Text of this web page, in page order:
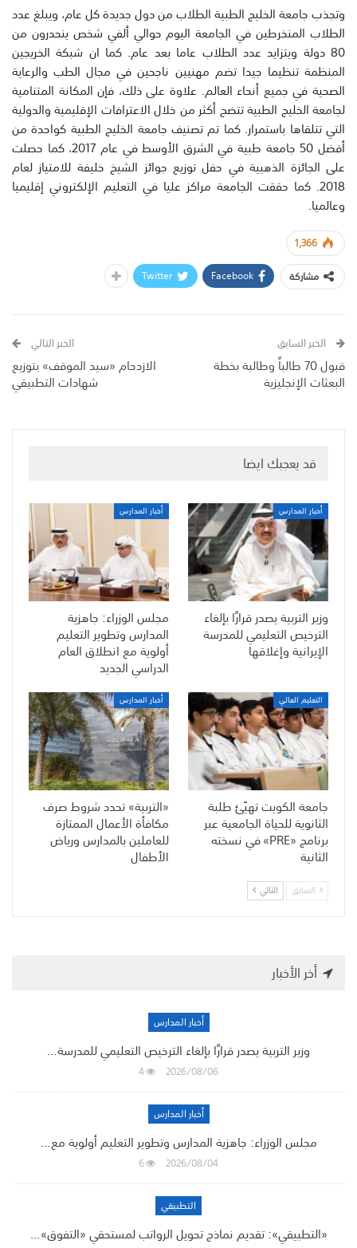
وتجذب جامعة الخليج الطبية الطلاب من دول جديدة كل عام، ويبلغ عدد
الطلاب المنخرطين في الجامعة اليوم حوالي ألفي شخص ينحدرون من
80 دولة ويتزايد عدد الطلاب عاما بعد عام. كما ان شبكة الخريجين
المنظمة تنظيما جيدا تضم مهنيين ناجحين في مجال الطب والرعاية
الصحية في جميع أنحاء العالم. علاوة على ذلك، فإن المكانة المتنامية
لجامعة الخليج الطبية تتضح أكثر من خلال الاعترافات الإقليمية والدولية
التي تتلقاها باستمرار. كما تم تصنيف جامعة الخليج الطبية كواحدة من
أفضل 50 جامعة طبية في الشرق الأوسط في عام 2017، كما حصلت
على الجائزة الذهبية في حفل توزيع جوائز الشيخ خليفة للامتياز لعام
2018. كما حققت الجامعة مراكز عليا في التعليم الإلكتروني إقليميا
وعالميا.
1,366
مشاركة
Facebook
Twitter
الخبر السابق
قبول 70 طالباً وطالبة بخطة
البعثات الإنجليزية
الخبر التالي
الازدحام «سيد الموقف» بتوزيع
شهادات التطبيقي
قد يعجبك ايضا
أخبار المدارس
وزير التربية يصدر قرارًا بإلغاء
الترخيص التعليمي للمدرسة
الإيرانية وإغلاقها
أخبار المدارس
مجلس الوزراء: جاهزية
المدارس وتطوير التعليم
أولوية مع انطلاق العام
الدراسي الجديد
التعليم العالي
جامعة الكويت تهيّئ طلبة
الثانوية للحياة الجامعية عبر
برنامج «PRE» في نسخته
الثانية
أخبار المدارس
«التربية» تحدد شروط صرف
مكافأة الأعمال الممتازة
للعاملين بالمدارس ورياض
الأطفال
السابق التالي
أخر الأخبار
أخبار المدارس
وزير التربية يصدر قرارًا بإلغاء الترخيص التعليمي للمدرسة…
2026/08/06
4
أخبار المدارس
مجلس الوزراء: جاهزية المدارس وتطوير التعليم أولوية مع…
2026/08/04
6
التطبيقي
«التطبيقي»: تقديم نماذج تحويل الرواتب لمستحقي «التفوق»…